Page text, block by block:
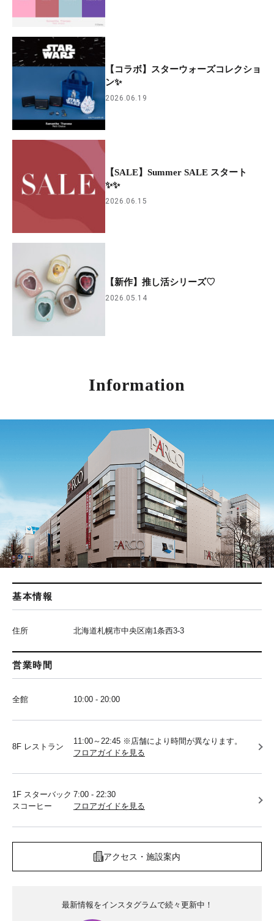
【コラボ】スターウォーズコレクショ
ン✨
2026.06.19
【SALE】Summer SALE スタート
✨✨
2026.06.15
【新作】推し活シリーズ♡
2026.05.14
Information
基本情報
住所 北海道札幌市中央区南1条西3-3
営業時間
全館 10:00 - 20:00
8F レストラン
11:00～22:45 ※店舗により時間が異なります。
フロアガイドを見る
1F スターバック
スコーヒー
7:00 - 22:30
フロアガイドを見る
アクセス・施設案内
最新情報をインスタグラムで続々更新中！